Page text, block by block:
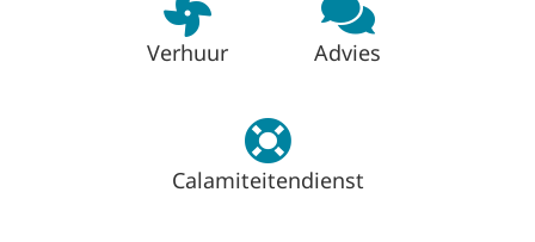
Verhuur Advies
Calamiteitendienst